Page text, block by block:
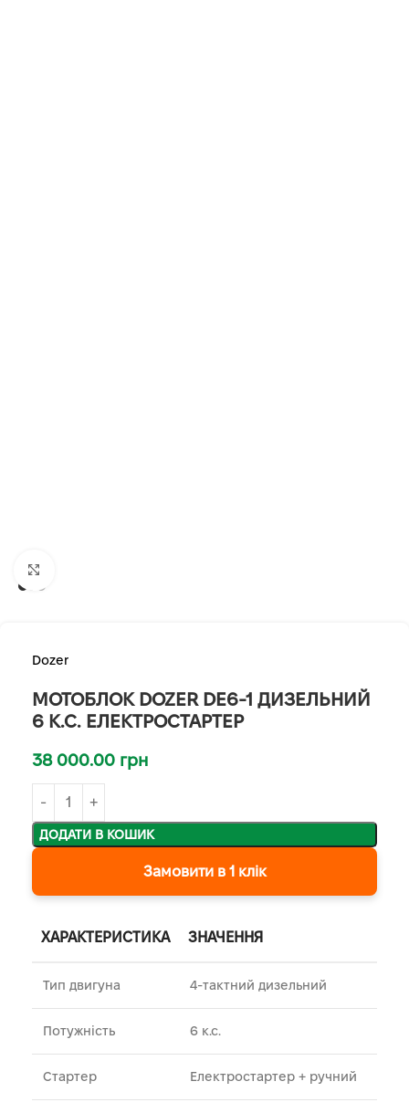
Dozer
МОТОБЛОК DOZER DE6-1 ДИЗЕЛЬНИЙ
6 К.С. ЕЛЕКТРОСТАРТЕР
38 000.00 грн
ДОДАТИ В КОШИК
Замовити в 1 клік
ХАРАКТЕРИСТИКА ЗНАЧЕННЯ
Тип двигуна 4-тактний дизельний
Потужність 6 к.с.
Стартер Електростартер + ручний